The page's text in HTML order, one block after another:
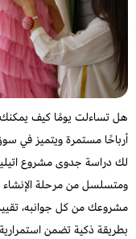
المشاريع النسائية
الشركات والمصانع
المشاريع التجارية
المشاريع الإبداعية
هل تساءلت يومًا كيف يمكنك
أرباحًا مستمرة ويتميز في
لك دراسة جدوى مشروع
ومتسلسل من مرحلة الإنشاء
مشروعك من كل جوانبه،
بطريقة ذكية تضمن